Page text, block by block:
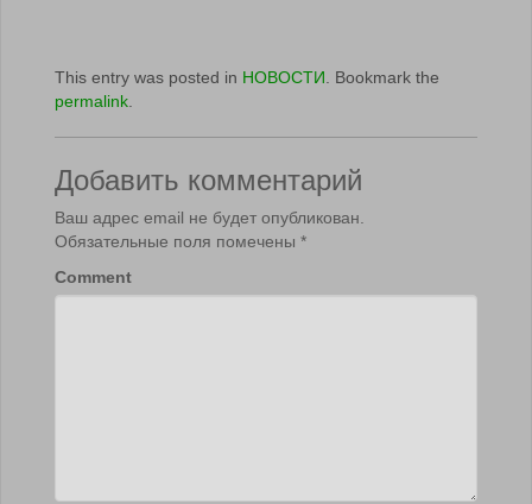
This entry was posted in НОВОСТИ . Bookmark the
permalink
Добавить комментарий
Ваш адрес email не будет опубликован.
Обязательные поля помечены *
Comment